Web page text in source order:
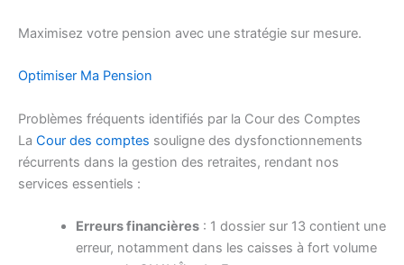
Maximisez votre pension avec une stratégie sur mesure.
Optimiser Ma Pension
Problèmes fréquents identifiés par la Cour des Comptes
La Cour des comptes souligne des dysfonctionnements
récurrents dans la gestion des retraites, rendant nos
services essentiels :
Erreurs financières: 1 dossier sur 13 contient une
erreur, notamment dans les caisses à fort volume